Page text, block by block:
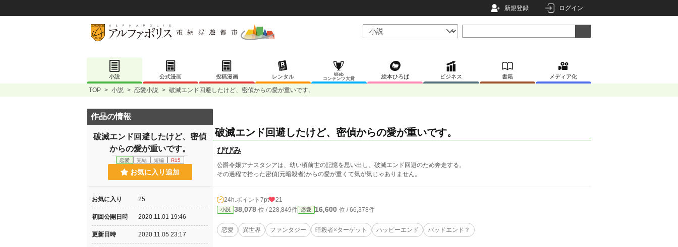
新規登録 ログイン
小説 公式漫画 投稿漫画 レンタル
Web
コンテンツ大賞
絵本ひろば ビジネス 書籍 メディア化
TOP > 小説 > 恋愛小説 > 破滅エンド回避したけど、密偵からの愛が重いです。
破滅エンド回避したけど、密偵からの愛が重いです。
ぴぴみ
公爵令嬢アナスタシアは、幼い頃前世の記憶を思い出し、破滅エンド回避のため奔走する。
その過程で拾った密偵(元暗殺者)からの愛が重くて気が気じゃありません。
24h.ポイント 7pt 21
小説 38,078 位 / 228,849件 恋愛 16,600 位 / 66,378件
恋愛 異世界 ファンタジー 暗殺者×ターゲット ハッピーエンド バッドエンド？
作品の情報
破滅エンド回避したけど、密偵
からの愛が重いです。
恋愛 完結 短編 R15
お気に入り追加
お気に入り 25
初回公開日時 2020.11.01 19:46
更新日時 2020.11.05 23:17